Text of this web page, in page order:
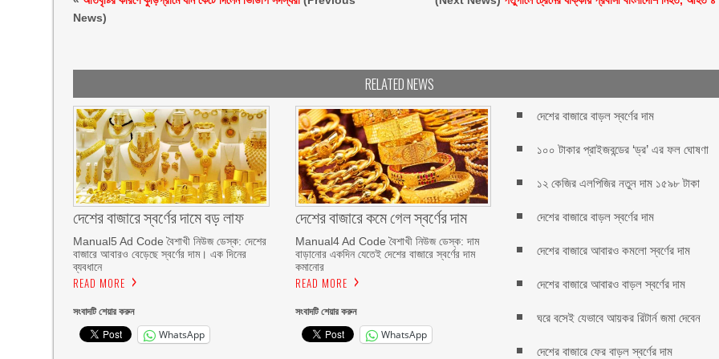
News)
RELATED NEWS
দেশের বাজারে স্বর্ণের দামে বড় লাফ
Manual5 Ad Code বৈশাখী নিউজ ডেস্ক: দেশের
বাজারে আবারও বেড়েছে স্বর্ণের দাম। এক দিনের
ব্যবধানে
READ MORE
সংবাদটি শেয়ার করুন
WhatsApp
দেশের বাজারে কমে গেল স্বর্ণের দাম
Manual4 Ad Code বৈশাখী নিউজ ডেস্ক: দাম
বাড়ানোর একদিন যেতেই দেশের বাজারে স্বর্ণের দাম
কমানোর
READ MORE
সংবাদটি শেয়ার করুন
WhatsApp
দেশের বাজারে বাড়ল স্বর্ণের দাম
১০০ টাকার প্রাইজবন্ডের ‘ড্র’ এর ফল ঘোষণা
১২ কেজির এলপিজির নতুন দাম ১৫৯৮ টাকা
দেশের বাজারে বাড়ল স্বর্ণের দাম
দেশের বাজারে আবারও কমলো স্বর্ণের দাম
দেশের বাজারে আবারও বাড়ল স্বর্ণের দাম
ঘরে বসেই যেভাবে আয়কর রিটার্ন জমা দেবেন
দেশের বাজারে ফের বাড়ল স্বর্ণের দাম